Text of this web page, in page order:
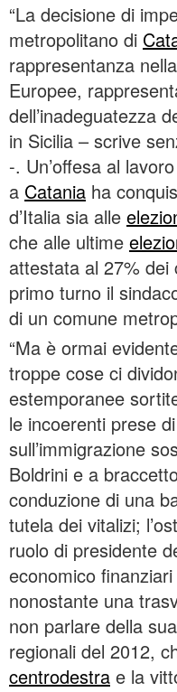
“La decisione di
metropolitano di
rappresentanza
Europee,
dell’inadeguatezza
in Sicilia – scrive
-. Un’offesa al
a Catania ha
d’Italia sia alle
che alle ultime
attestata al 27% dei
primo turno il
di un comune
“Ma è ormai
troppe cose ci
estemporanee
le incoerenti prese
sull’immigrazione
Boldrini e a
conduzione di una
tutela dei vitalizi;
ruolo di presidente
economico
nonostante una
non parlare della
regionali del 2012,
centrodestra e la